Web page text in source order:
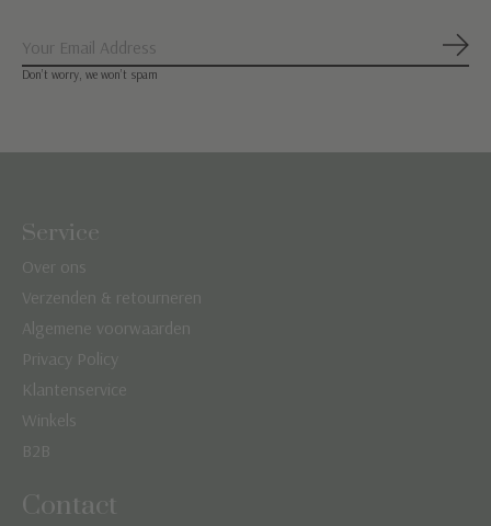
Don’t worry, we won’t spam
Service
Over ons
Verzenden & retourneren
Algemene voorwaarden
Privacy Policy
Klantenservice
Winkels
B2B
Contact